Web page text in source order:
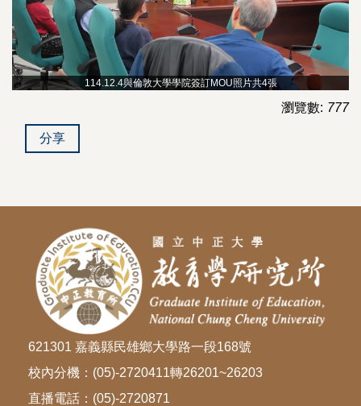
114.12.4與倫敦大學學院簽訂MOU照片共4張
瀏覽數: 777
分享
621301 嘉義縣民雄鄉大學路一段168號
校內分機：(05)-2720411轉26201~26203
直播電話：(05)-2720871